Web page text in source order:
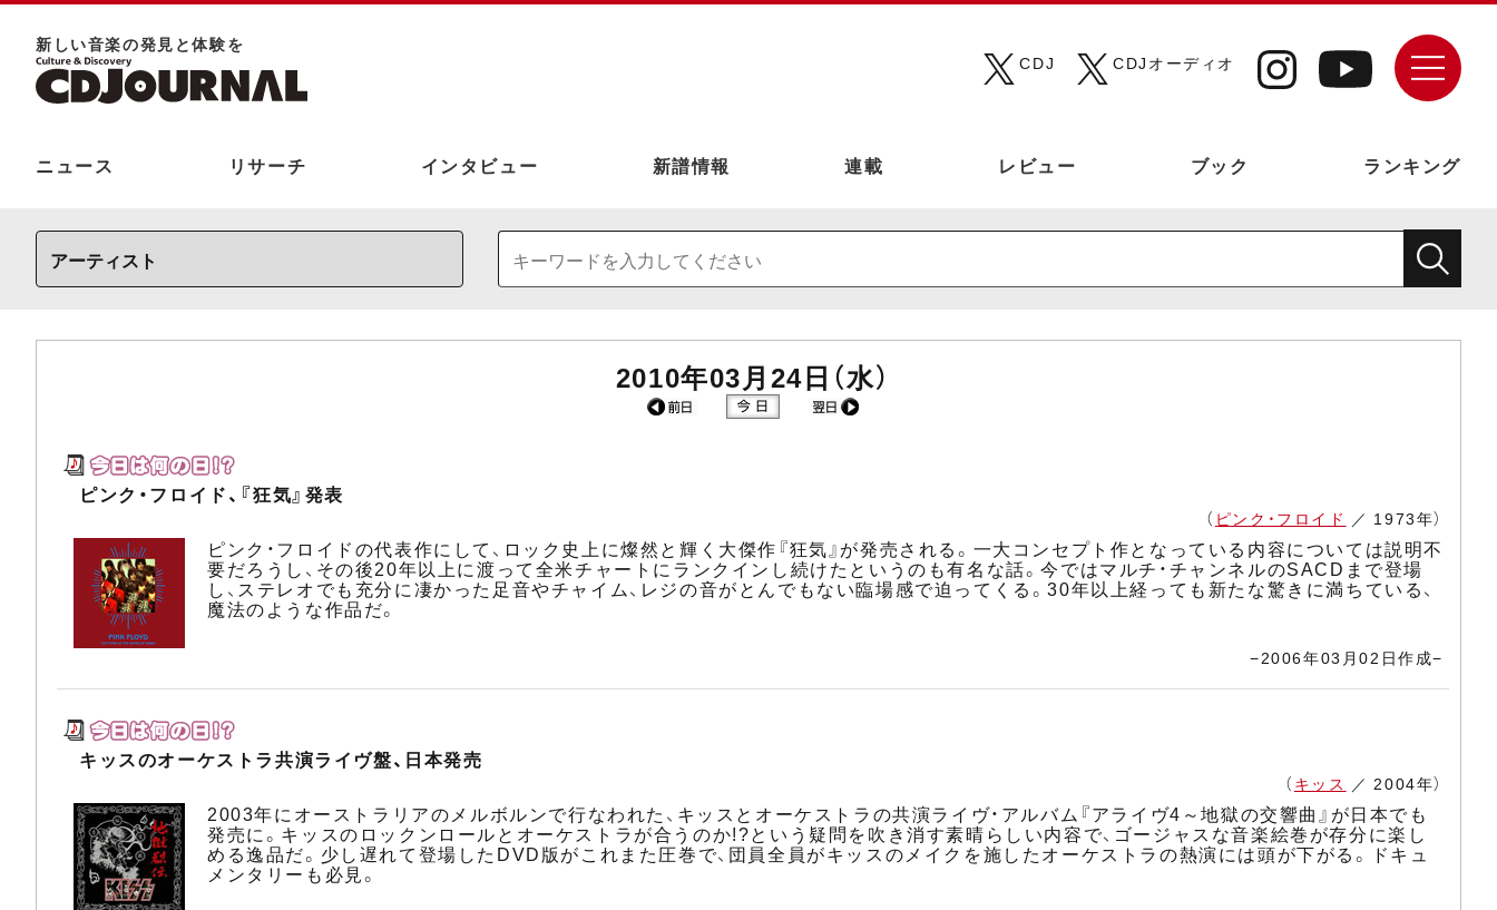
新しい⾳楽の発⾒と体験を
CDJ
CDJオーディオ
ニュース リサーチ インタビュー 新譜情報 連載 レビュー ブック ランキング
2010年03月24日（水）
ピンク・フロイド、『狂気』発表
（ ピンク・フロイド ／ 1973年）
ピンク・フロイドの代表作にして、ロック史上に燦然と輝く大傑作『狂気』が発売される。一大コンセプト作となっている内容については説明不
要だろうし、その後20年以上に渡って全米チャートにランクインし続けたというのも有名な話。今ではマルチ・チャンネルのSACDまで登場
し、ステレオでも充分に凄かった足音やチャイム、レジの音がとんでもない臨場感で迫ってくる。30年以上経っても新たな驚きに満ちている、
魔法のような作品だ。
−2006年03月02日作成−
キッスのオーケストラ共演ライヴ盤、日本発売
（ キッス ／ 2004年）
2003年にオーストラリアのメルボルンで行なわれた、キッスとオーケストラの共演ライヴ・アルバム『アライヴ4～地獄の交響曲』が日本でも
発売に。キッスのロックンロールとオーケストラが合うのか!?という疑問を吹き消す素晴らしい内容で、ゴージャスな音楽絵巻が存分に楽し
める逸品だ。少し遅れて登場したDVD版がこれまた圧巻で、団員全員がキッスのメイクを施したオーケストラの熱演には頭が下がる。ドキュ
メンタリーも必見。